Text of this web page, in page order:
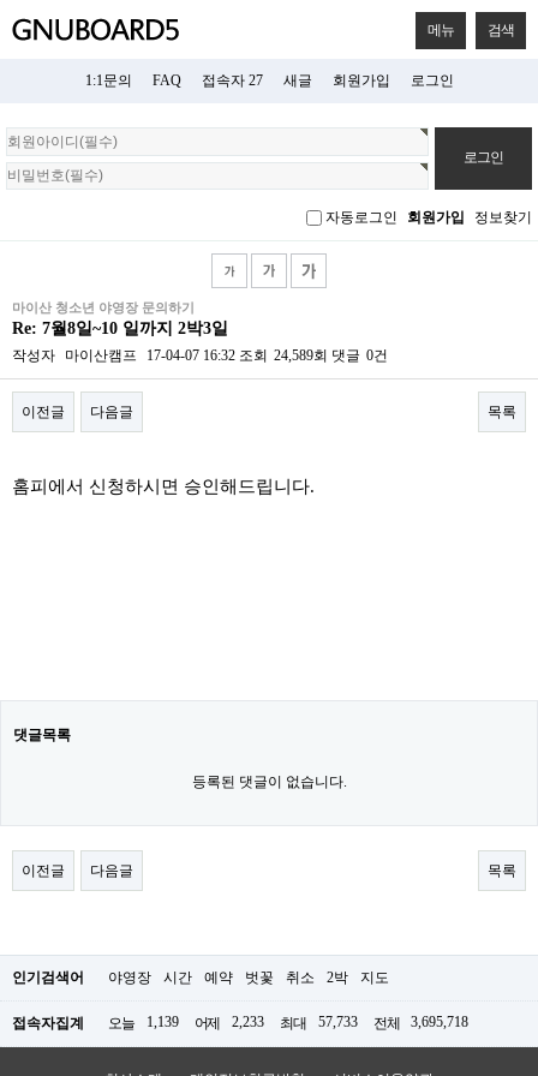
메뉴 검색
1:1문의 FAQ 접속자 27 새글 회원가입 로그인
회
원
로
자동로그인 회원가입 정보찾기
마이산 청소년 야영장 문의하기
Re: 7월8일~10 일까지 2박3일
작성자 마이산캠프 17-04-07 16:32 조회 24,589회 댓글 0건
이전글 다음글 목록
홈피에서 신청하시면 승인해드립니다.
댓글목록
등록된 댓글이 없습니다.
이전글 다음글 목록
인기검색어 야영장 시간 예약 벗꽃 취소 2박 지도
접속자집계 오늘 1,139 어제 2,233 최대 57,733 전체 3,695,718